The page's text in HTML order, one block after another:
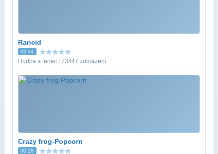
Rancid
02:44
Hudba a tanec | 73447 zobrazení
Crazy frog-Popcorn
00:28